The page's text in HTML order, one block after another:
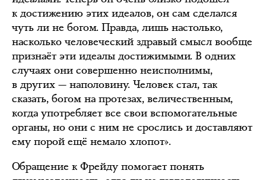
к достижению этих идеалов, он сам сделался
чуть ли не богом. Правда, лишь настолько,
насколько человеческий здравый смысл вообще
признаёт эти идеалы достижимыми. В одних
случаях они совершенно неисполнимы,
в других — наполовину. Человек стал, так
сказать, богом на протезах, величественным,
когда употребляет все свои вспомогательные
органы, но они с ним не срослись и доставляют
ему порой ещё немало хлопот».
Обращение к Фрейду помогает понять